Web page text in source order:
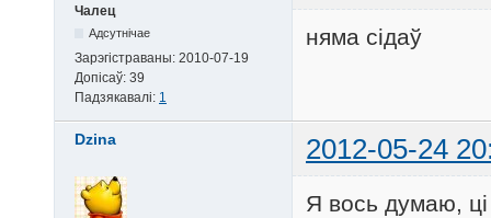
Чалец
Адсутнічае
Зарэгістраваны: 2010-07-19
Допісаў: 39
Падзякавалі: 1
няма сідаў
Dzina 2012-05-24
Я вось думаю, ці